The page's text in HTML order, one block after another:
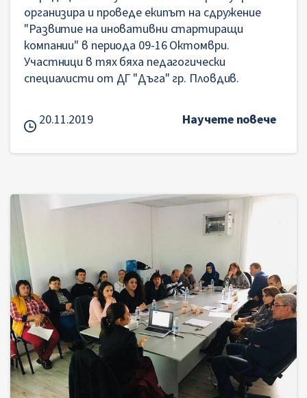
организира и проведе екипът на сдружение
"Развитие на иновативни стартиращи
компании" в периода 09-16 Октомври.
Участници в тях бяха педагогически
специалисти от ДГ "Дъга" гр. Пловдив.
20.11.2019 Научете повече